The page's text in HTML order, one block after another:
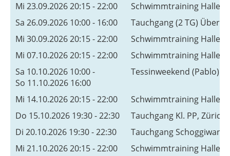
Mi 23.09.2026 20:15 - 22:00
Schwimmtraining
Sa 26.09.2026 10:00 - 16:00
Tauchgang (2 TG)
Mi 30.09.2026 20:15 - 22:00
Schwimmtraining
Mi 07.10.2026 20:15 - 22:00
Schwimmtraining
Sa 10.10.2026 10:00 -
So 11.10.2026 16:00
Tessinweekend (Pablo)
Mi 14.10.2026 20:15 - 22:00
Schwimmtraining
Do 15.10.2026 19:30 - 22:30
Tauchgang Kl. PP,
Di 20.10.2026 19:30 - 22:30
Tauchgang
Mi 21.10.2026 20:15 - 22:00
Schwimmtraining